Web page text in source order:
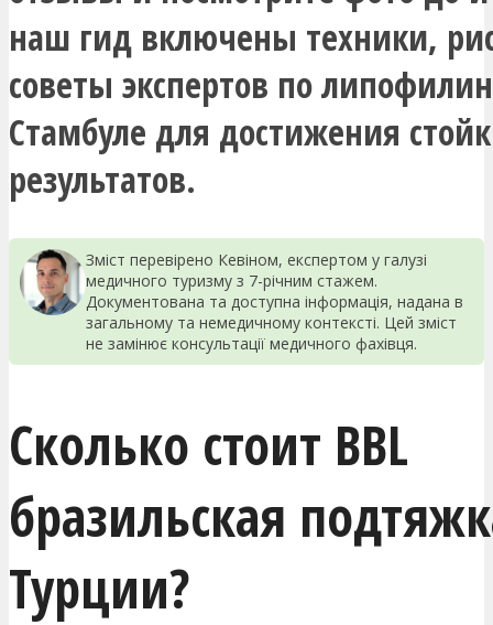
наш гид включены техники,
советы экспертов по
Стамбуле для достижения
результатов.
Зміст перевірено Кевіном, експертом у галузі
медичного туризму з 7-річним стажем.
Документована та доступна інформація, надана в
загальному та немедичному контексті. Цей зміст
не замінює консультації медичного фахівця.
Сколько стоит BBL
бразильская
Турции?